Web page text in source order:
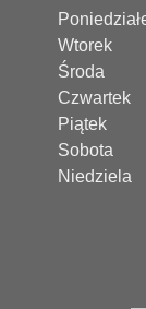
Wtorek
Środa
Czwartek
Piątek
Sobota
Niedziela